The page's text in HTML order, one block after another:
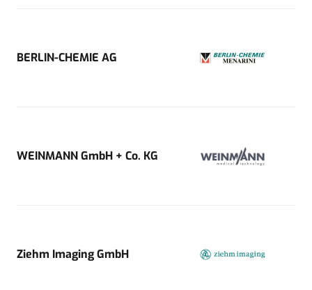
BERLIN-CHEMIE AG
WEINMANN GmbH + Co. KG
Ziehm Imaging GmbH